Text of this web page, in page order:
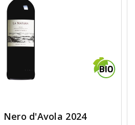
d'Avola 2024